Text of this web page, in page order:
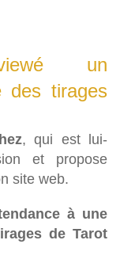
un
des tirages
, qui est lui-
et propose
site web.
à une
de Tarot